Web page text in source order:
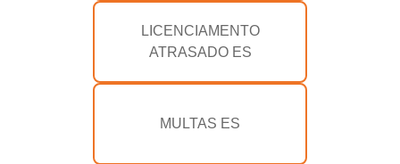
LICENCIAMENTO
ATRASADO ES
MULTAS ES